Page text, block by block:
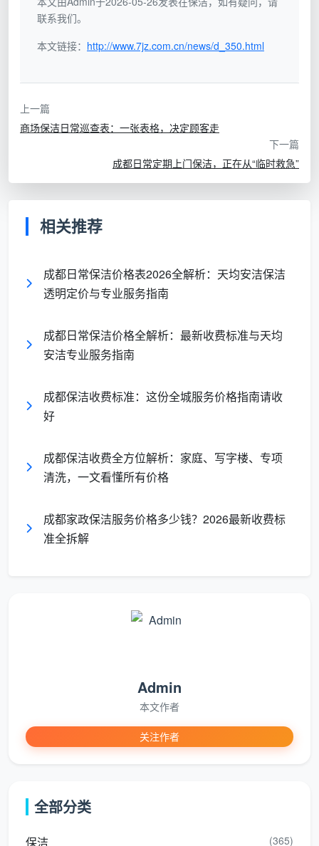
按
面
计
1.5-4.5元/㎡
家庭全屋日常
大单平越划算
费用提前锁
长影响
定
餐
费
元/月/次，套
每周/每两周
价格锁定、
不受市场波
动影响，长
日常保洁按小时计费时，不同等级的保洁师，其价
格是不一样的，日常三星保洁费用大概在30~50元/小
间。
长尾词自然覆盖：成都日常保洁多少钱一小
时、成都保洁套餐价格、成都定期保洁包月多少
大多数成都消费者对“
1. 单次临时保洁的“隐形成本”
高峰期价格普遍上浮，部分时段时薪可从平时的35-42
不确定的价格波动中“碰运气”。
定期保洁最大的价值不在“单价低”，而在于
定 和效率复利。定期套餐单次价格直降约12%-18%，更
关键的是套餐价在整个服务周期内保持不变，不受市场
联系我们。
本文链接： http://www.7jz.com.cn/news/d_350.html
上一篇
商场保洁日常巡查表：一张表格，决定顾客走
下一篇
成都日常定期上门保洁，正在从“临时救急”
相关推荐
成都日常保洁价格表2026全解析：天均安洁保洁
透明定价与专业服务指南
成都日常保洁价格全解析：最新收费标准与天均
安洁专业服务指南
成都保洁收费标准：这份全城服务价格指南请收
好
成都保洁收费全方位解析：家庭、写字楼、专项
清洗，一文看懂所有价格
成都家政保洁服务价格多少钱？2026最新收费标
准全拆解
Admin
本文作者
关注作者
全部分类
保洁 (365)